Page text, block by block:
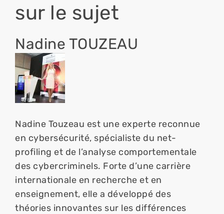
sur le sujet
Nadine TOUZEAU
Nadine Touzeau est une experte reconnue
en cybersécurité, spécialiste du net-
profiling et de l’analyse comportementale
des cybercriminels. Forte d’une carrière
internationale en recherche et en
enseignement, elle a développé des
théories innovantes sur les différences